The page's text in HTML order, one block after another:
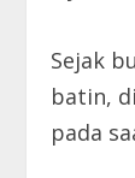
Sejak
batin,
pada